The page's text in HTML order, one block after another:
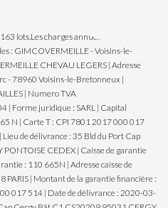
lots.Les charges annuelles sont de
: GIMCOVERMEILLE - Voisins-le-
CHEVAU LEGERS | Adresse
- 78960 Voisins-le-Bretonneux |
| Numero TVA
Forme juridique : SARL | Capital
N | Carte T : CPI 7801 2017 000 017
de délivrance : 35 Bld du Port Cap
CEDEX | Caisse de garantie
: 110 665N | Adresse caisse de
PARIS | Montant de la garantie financière :
017 514 | Date de délivrance : 2020-03-